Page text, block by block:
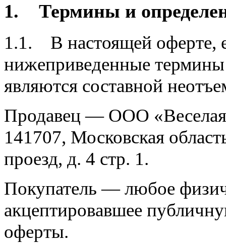
1. Термины и
1.1. В настоящей оферте,
нижеприведенные
являются составной
Продавец — ООО
141707, Московская
проезд, д. 4 стр. 1.
Покупатель — любое
акцептировавшее
оферты.